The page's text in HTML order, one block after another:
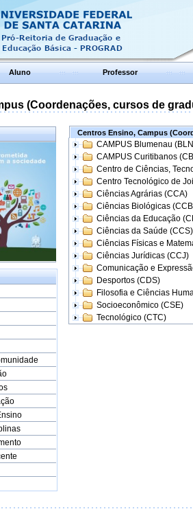
Aluno Professor
(Coordenações, cursos de
Centros Ensino, Campus
CAMPUS Blumenau
CAMPUS Curitibanos
Centro de Ciências,
Centro Tecnológico de
Ciências Agrárias (CCA)
Ciências Biológicas
Ciências da Educação
Ciências da Saúde (CCS)
Ciências Físicas e
Ciências Jurídicas (CCJ)
Comunicação e
Desportos (CDS)
Filosofia e Ciências
Socioeconômico (CSE)
Tecnológico (CTC)